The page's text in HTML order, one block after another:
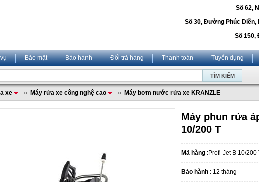
Số 62,
Số 30, Đường Phúc Diễn,
Số 150,
Bảo mật Bảo hành Đổi trả hàng Thanh toán Tuyển dụng
xe » Máy rửa xe công nghệ cao » Máy bơm nước rửa xe KRANZLE
Máy phun rửa
10/200 T
Mã hàng :Profi-Jet B 10/200
Bảo hành : 12 tháng